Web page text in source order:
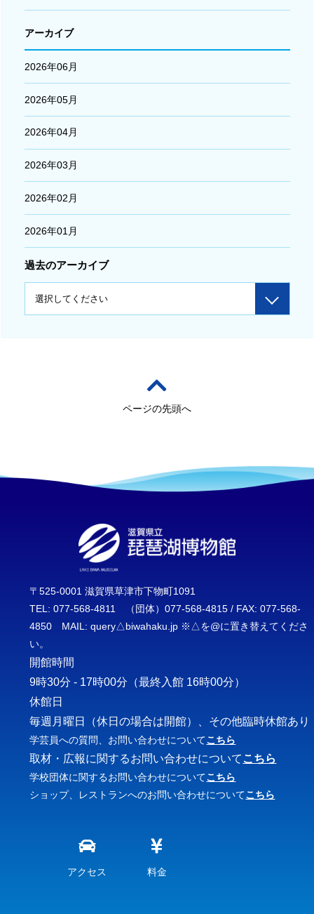
アーカイブ
2026年06月
2026年05月
2026年04月
2026年03月
2026年02月
2026年01月
過去のアーカイブ
ページの先頭へ
〒525-0001 滋賀県草津市下物町1091
TEL: 077-568-4811 （団体）077-568-4815 / FAX: 077-568-
4850 MAIL: query△biwahaku.jp ※△を@に置き替えてくださ
い。
開館時間
9時30分 - 17時00分 （最終入館 16時00分）
休館日
毎週月曜日（休日の場合は開館）、その他臨時休館あり
学芸員への質問、お問い合わせについてこちら
取材・広報に関するお問い合わせについて こちら
学校団体に関するお問い合わせについてこちら
ショップ、レストランへのお問い合わせについてこちら
アクセス 料金